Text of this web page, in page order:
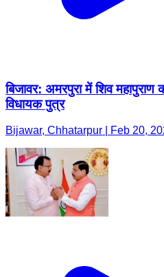
बिजावर: अमरपुरा में शिव
विधायक पुत्र
Bijawar, Chhatarpur | Feb 20,